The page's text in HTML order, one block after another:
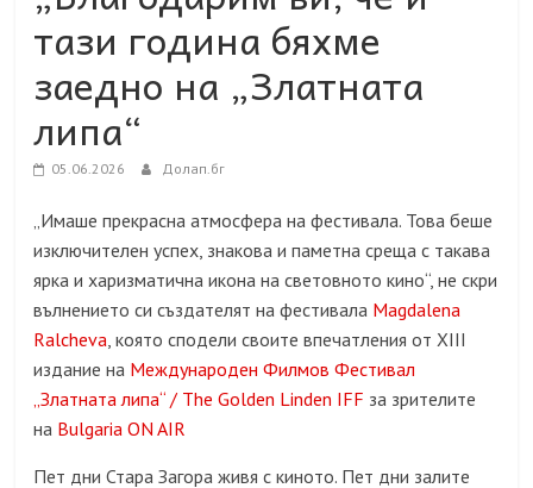
тази година бяхме
заедно на „Златната
липа“
05.06.2026 Долап.бг
„Имаше прекрасна атмосфера на фестивала. Това беше
изключителен успех, знакова и паметна среща с такава
ярка и харизматична икона на световното кино“, не скри
вълнението си създателят на фестивала Magdalena
Ralcheva, която сподели своите впечатления от XIII
издание на Международен Филмов Фестивал
„Златната липа“ / The Golden Linden IFF за зрителите
на Bulgaria ON AIR
Пет дни Стара Загора живя с киното. Пет дни залите